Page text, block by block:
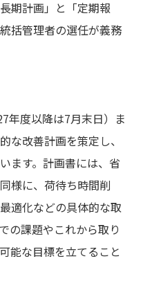
期計画」と「定期報
括管理者の選任が義務
年度以降は7月末日）ま
な改善計画を策定し、
ます。計画書には、省
様に、荷待ち時間削
適化などの具体的な取
の課題やこれから取り
能な目標を立てること